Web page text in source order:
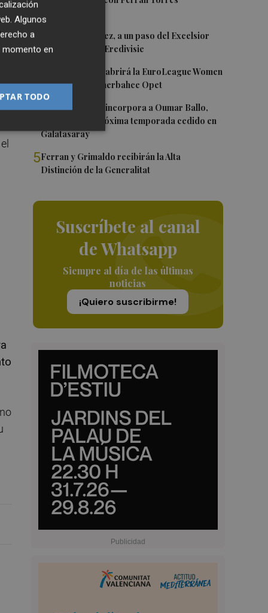
2
Mario Domínguez, a un paso del Excelsior
Róterdam de la Eredivisie
Valencia Basket abrirá la EuroLeague Women
en casa ante Fenerbahce Opet
4Valencia Basket incorpora a Oumar Ballo,
que jugará la próxima temporada cedido en
Galatasaray
5Ferran y Grimaldo recibirán la Alta
Distinción de la Generalitat
Suscríbete al canal
de Whatsapp
Siempre al día de las últimas
noticias
¡Quiero suscribirme!
Algunos
a
momento en
TODO